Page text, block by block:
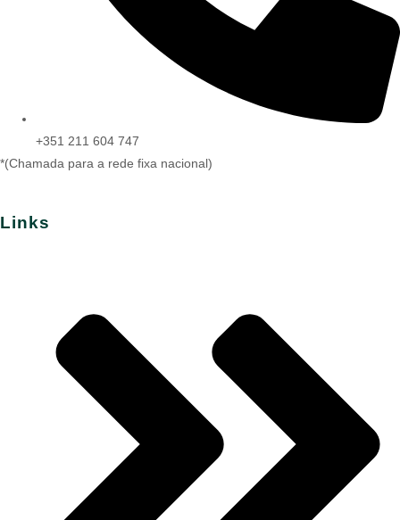
+351 211 604 747
*(Chamada para a rede fixa nacional)
Links